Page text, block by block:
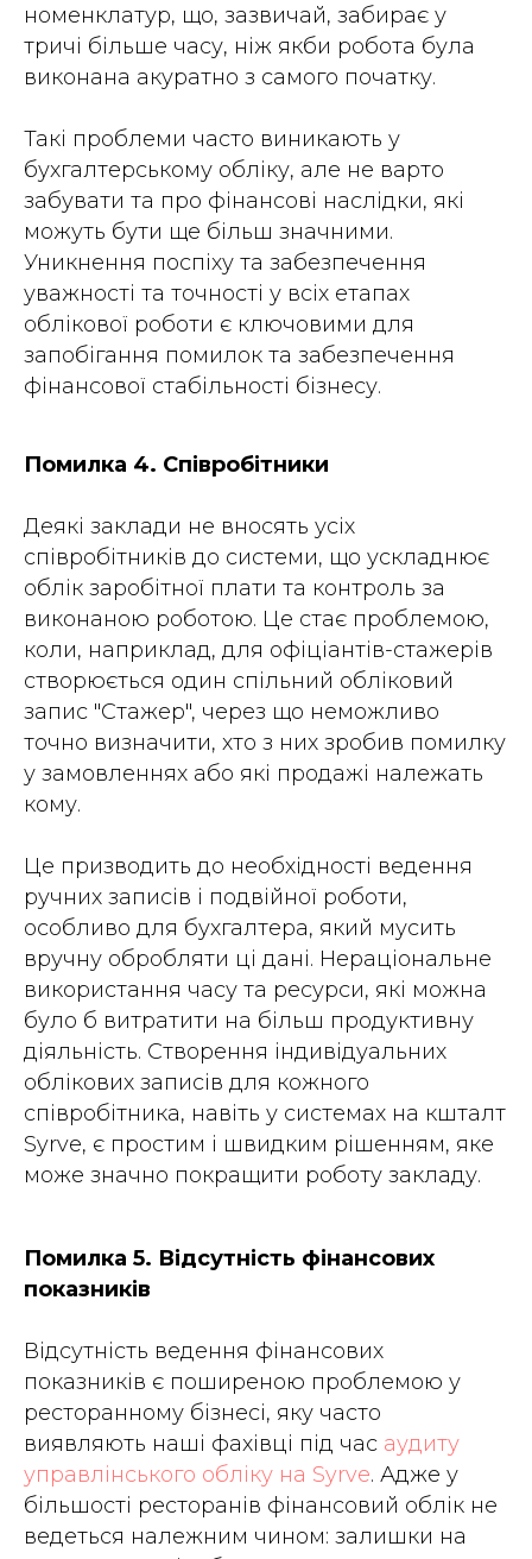
номенклатур, що, зазвичай, забирає у
тричі більше часу, ніж якби робота була
виконана акуратно з самого початку.
Такі проблеми часто виникають у
бухгалтерському обліку, але не варто
забувати та про фінансові наслідки, які
можуть бути ще більш значними.
Уникнення поспіху та забезпечення
уважності та точності у всіх етапах
облікової роботи є ключовими для
запобігання помилок та забезпечення
фінансової стабільності бізнесу.
Помилка 4. Співробітники
Деякі заклади не вносять усіх
співробітників до системи, що ускладнює
облік заробітної плати та контроль за
виконаною роботою. Це стає проблемою,
коли, наприклад, для офіціантів-стажерів
створюється один спільний обліковий
запис "Стажер", через що неможливо
точно визначити, хто з них зробив помилку
у замовленнях або які продажі належать
кому.
Це призводить до необхідності ведення
ручних записів і подвійної роботи,
особливо для бухгалтера, який мусить
вручну обробляти ці дані. Нераціональне
використання часу та ресурси, які можна
було б витратити на більш продуктивну
діяльність. Створення індивідуальних
облікових записів для кожного
співробітника, навіть у системах на кшталт
Syrve, є простим і швидким рішенням, яке
може значно покращити роботу закладу.
Помилка 5. Відсутність фінансових
показників
Відсутність ведення фінансових
показників є поширеною проблемою у
ресторанному бізнесі, яку часто
виявляють наші фахівці під час аудиту
управлінського обліку на Syrve. Адже у
більшості ресторанів фінансовий облік не
ведеться належним чином: залишки на